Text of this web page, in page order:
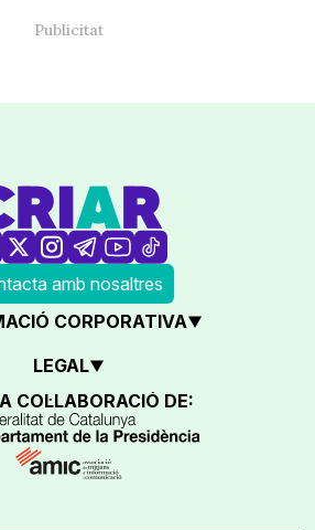
amb nosaltres
CORPORATIVA
LEGAL
COL·LABORACIÓ DE: